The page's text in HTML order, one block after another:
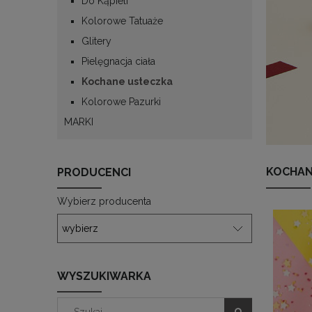
Kolorowe Tatuaże
Glitery
Pielęgnacja ciała
Kochane usteczka
Kolorowe Pazurki
MARKI
PRODUCENCI
Wybierz producenta
WYSZUKIWARKA